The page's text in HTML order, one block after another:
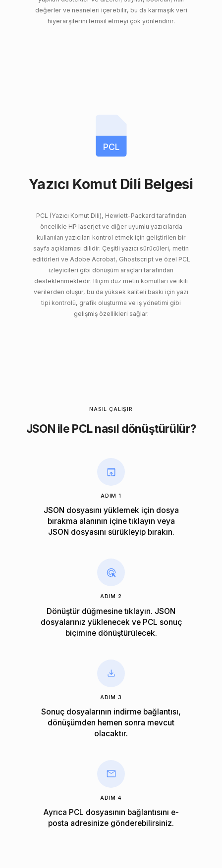
değerler ve nesneleri içerebilir, bu da karmaşık veri
hiyerarşilerini temsil etmeyi çok yönlendirir.
PCL
Yazıcı Komut Dili Belgesi
PCL (Yazıcı Komut Dili), Hewlett-Packard tarafından
öncelikle HP laserjet ve diğer uyumlu yazıcılarda
kullanılan yazıcıları kontrol etmek için geliştirilen bir
sayfa açıklaması dilidir. Çeşitli yazıcı sürücüleri, metin
editörleri ve Adobe Acrobat, Ghostscript ve özel PCL
izleyicileri gibi dönüşüm araçları tarafından
desteklenmektedir. Biçim düz metin komutları ve ikili
verilerden oluşur, bu da yüksek kaliteli baskı için yazı
tipi kontrolü, grafik oluşturma ve iş yönetimi gibi
gelişmiş özellikleri sağlar.
NASIL ÇALIŞIR
JSON ile PCL nasıl dönüştürülür?
ADIM 1
JSON dosyasını yüklemek için dosya
bırakma alanının içine tıklayın veya
JSON dosyasını sürükleyip bırakın.
ADIM 2
Dönüştür düğmesine tıklayın. JSON
dosyalarınız yüklenecek ve PCL sonuç
biçimine dönüştürülecek.
ADIM 3
Sonuç dosyalarının indirme bağlantısı,
dönüşümden hemen sonra mevcut
olacaktır.
ADIM 4
Ayrıca PCL dosyasının bağlantısını e-
posta adresinize gönderebilirsiniz.